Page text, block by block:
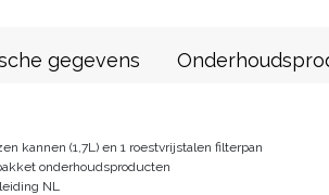
gegevens
kannen (1,7L) en 1 roestvrijstalen filterpan
onderhoudsproducten
NL